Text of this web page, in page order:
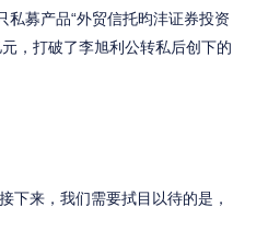
募产品“外贸信托昀沣证券投资
，打破了李旭利公转私后创下的
来，我们需要拭目以待的是，